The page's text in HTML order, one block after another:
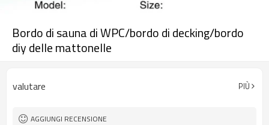
Bordo di sauna di WPC/bordo di decking/bordo
diy delle mattonelle
valutare PIÙ
AGGIUNGI RECENSIONE